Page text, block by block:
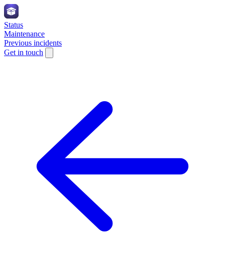
Status
Maintenance
Previous incidents
Get in touch